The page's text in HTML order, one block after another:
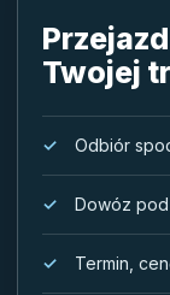
Twojej
Odbiór
Dowóz
Termin,